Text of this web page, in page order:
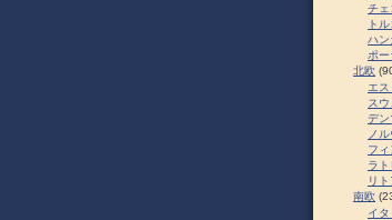
チェ
トル
ハン
ポー
北欧
エス
ス
デン
ノ
フ
ラト
リ
南欧
イタ